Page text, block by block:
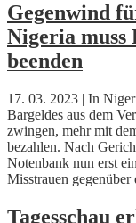
Gegenwind
Nigeria muss
beenden
17. 03. 2023 | In
Bargeldes aus dem
zwingen, mehr mit
bezahlen. Nach
Notenbank nun erst
Misstrauen
Tagesschau